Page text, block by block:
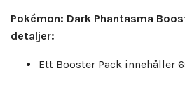
Pokémon: Dark Phantasma
detaljer:
Ett Booster Pack innehåller